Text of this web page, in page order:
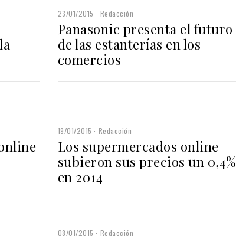
23/01/2015 Redacción
Panasonic presenta el futuro
de las estanterías en los
comercios
19/01/2015 Redacción
Los supermercados online
subieron sus precios un 0,4%
en 2014
08/01/2015 Redacción